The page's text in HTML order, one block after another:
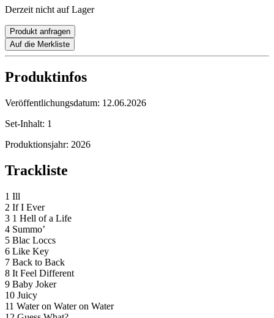
Derzeit nicht auf Lager
Produkt anfragen
Auf die Merkliste
Produktinfos
Veröffentlichungsdatum: 12.06.2026
Set-Inhalt: 1
Produktionsjahr: 2026
Trackliste
1 Ill
2 If I Ever
3 1 Hell of a Life
4 Summo’
5 Blac Loccs
6 Like Key
7 Back to Back
8 It Feel Different
9 Baby Joker
10 Juicy
11 Water on Water on Water